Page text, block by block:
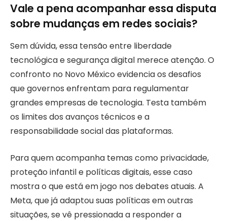
Vale a pena acompanhar essa disputa
sobre mudanças em redes sociais?
Sem dúvida, essa tensão entre liberdade
tecnológica e segurança digital merece atenção. O
confronto no Novo México evidencia os desafios
que governos enfrentam para regulamentar
grandes empresas de tecnologia. Testa também
os limites dos avanços técnicos e a
responsabilidade social das plataformas.
Para quem acompanha temas como privacidade,
proteção infantil e políticas digitais, esse caso
mostra o que está em jogo nos debates atuais. A
Meta, que já adaptou suas políticas em outras
situações, se vê pressionada a responder a